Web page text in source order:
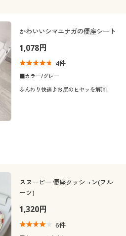
かわいいシマエナガの便座シート
1,078円
4件
■カラー/グレー
ふんわり快適♪お尻のヒヤッを解消!
スヌーピー 便座クッション(フル
ーツ)
1,320円
6件